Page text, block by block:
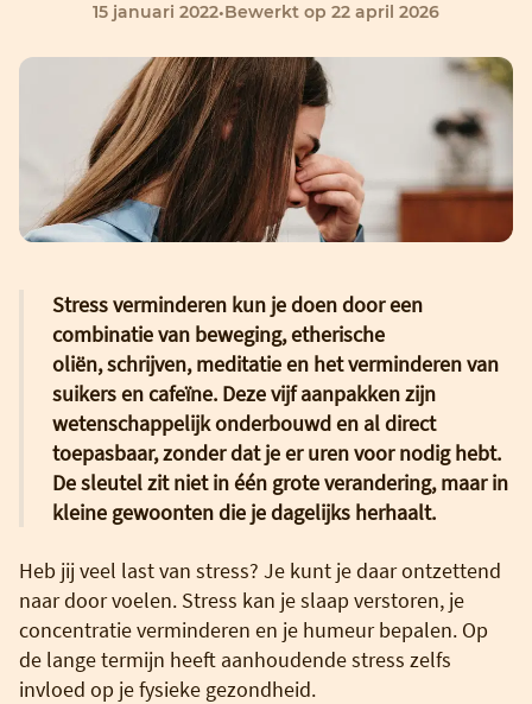
15 januari 2022•Bewerkt op 22 april 2026
Stress verminderen kun je doen door een
combinatie van beweging, etherische
oliën, schrijven, meditatie en hetverminderen van
suikers en cafeïne. Deze vijf aanpakken zijn
wetenschappelijk onderbouwd en al direct
toepasbaar, zonder dat je er uren voor nodig hebt.
De sleutel zit niet in één grote verandering, maar in
kleine gewoonten die je dagelijks herhaalt.
Heb jij veel last van stress? Je kunt je daar ontzettend
naar door voelen. Stress kan je slaap verstoren, je
concentratie verminderen en je humeur bepalen. Op
de lange termijn heeft aanhoudende stress zelfs
invloed op je fysieke gezondheid.